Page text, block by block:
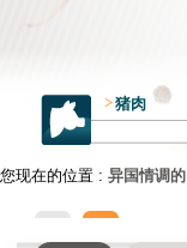
>猪肉
您现在的位置 : 异国情调的